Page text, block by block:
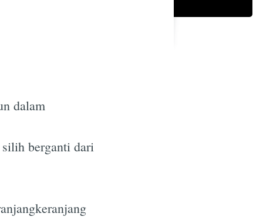
dalam
berganti dari